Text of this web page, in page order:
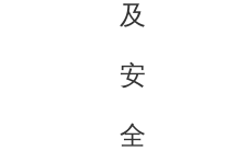
及
安
全